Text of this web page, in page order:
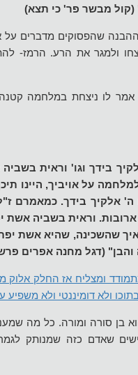
(קול מבשר פר' כי תצא)
שהפסוקים מדברים
ולמגר את הרע. הרמז-
אמר לו ניצחת במלחמה
בידך וגו' וראית
על אויביך, היינו
ה' אלקיך בידך. כמאמרם
וראית בשביה אשת
שהשכינה, שהיא אשת
(דגל מחנה אפרים
ומצליח אז החלק
ולא דומיננטי ולא משפיע
בן סורה ומורה. כל מה
שאדם כזה שמנותק